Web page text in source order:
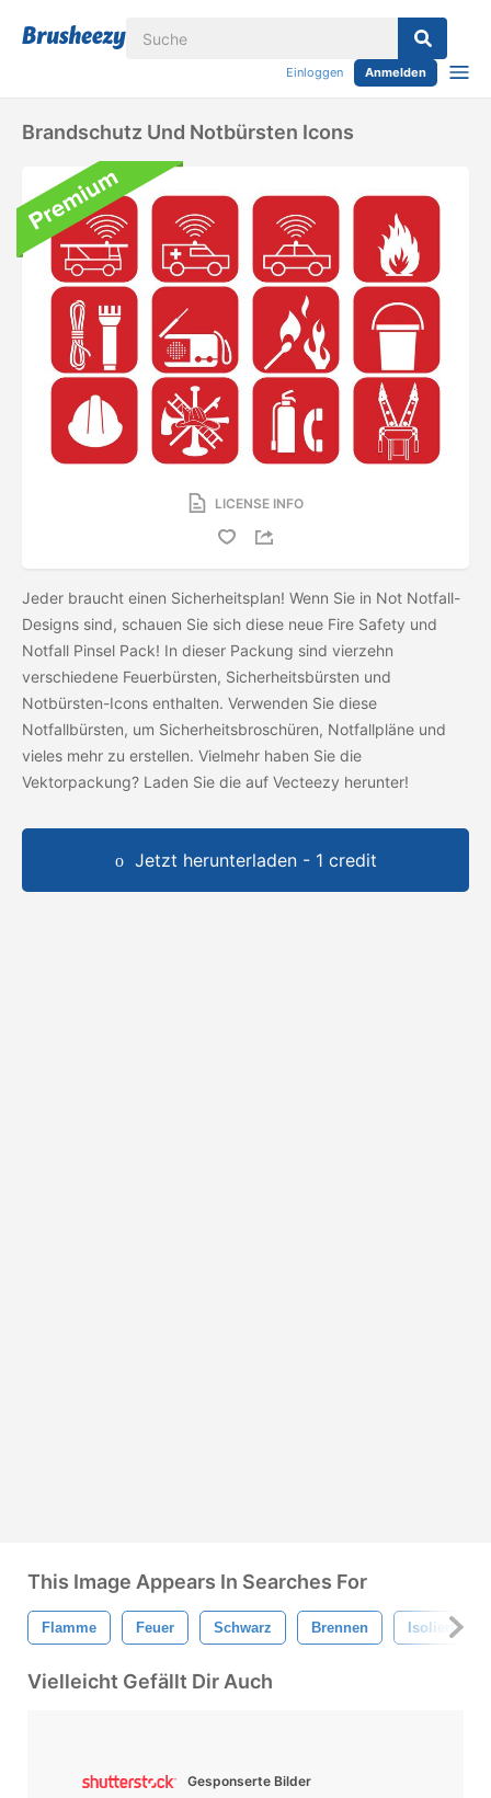
Einloggen Anmelden
Brandschutz Und Notbürsten Icons
LICENSE INFO
Jeder braucht einen Sicherheitsplan! Wenn Sie in Not Notfall-
Designs sind, schauen Sie sich diese neue Fire Safety und
Notfall Pinsel Pack! In dieser Packung sind vierzehn
verschiedene Feuerbürsten, Sicherheitsbürsten und
Notbürsten-Icons enthalten. Verwenden Sie diese
Notfallbürsten, um Sicherheitsbroschüren, Notfallpläne und
vieles mehr zu erstellen. Vielmehr haben Sie die
Vektorpackung? Laden Sie die auf Vecteezy herunter!
Jetzt herunterladen - 1 credit
This Image Appears In Searches For
Flamme Feuer Schwarz Brennen Isoliert
Vielleicht Gefällt Dir Auch
Gesponserte Bilder